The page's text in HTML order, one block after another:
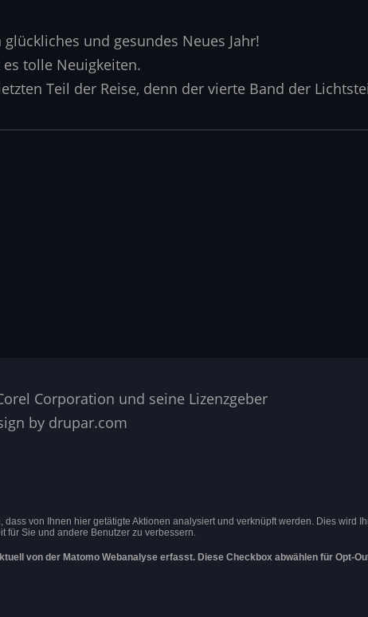
und gesundes Neues Jahr!
tolle Neuigkeiten.
Teil der Reise, denn der vierte Band der
Corporation und seine Lizenzgeber
by drupar.com